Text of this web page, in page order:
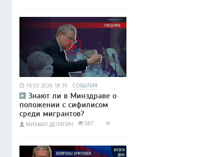
19.03.2026 18:39 СОБЫТИЯ
Знают ли в Минздраве о
положении с сифилисом
среди мигрантов?
МИХАИЛ ДЕЛЯГИН 587